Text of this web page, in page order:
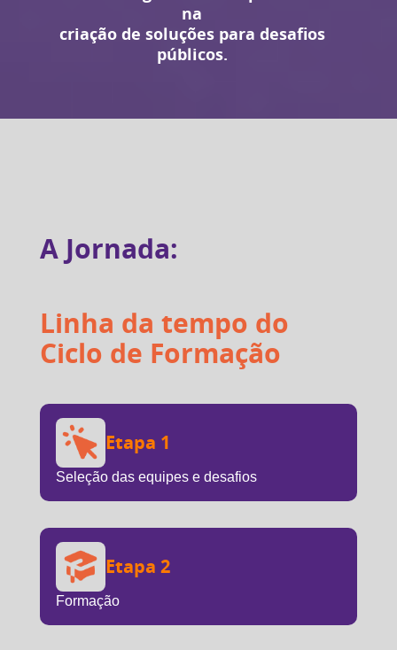
na
criação de soluções para desafios
públicos.
A Jornada:
Linha da tempo do
Ciclo de Formação
Etapa 1
Seleção das equipes e desafios
Etapa 2
Formação